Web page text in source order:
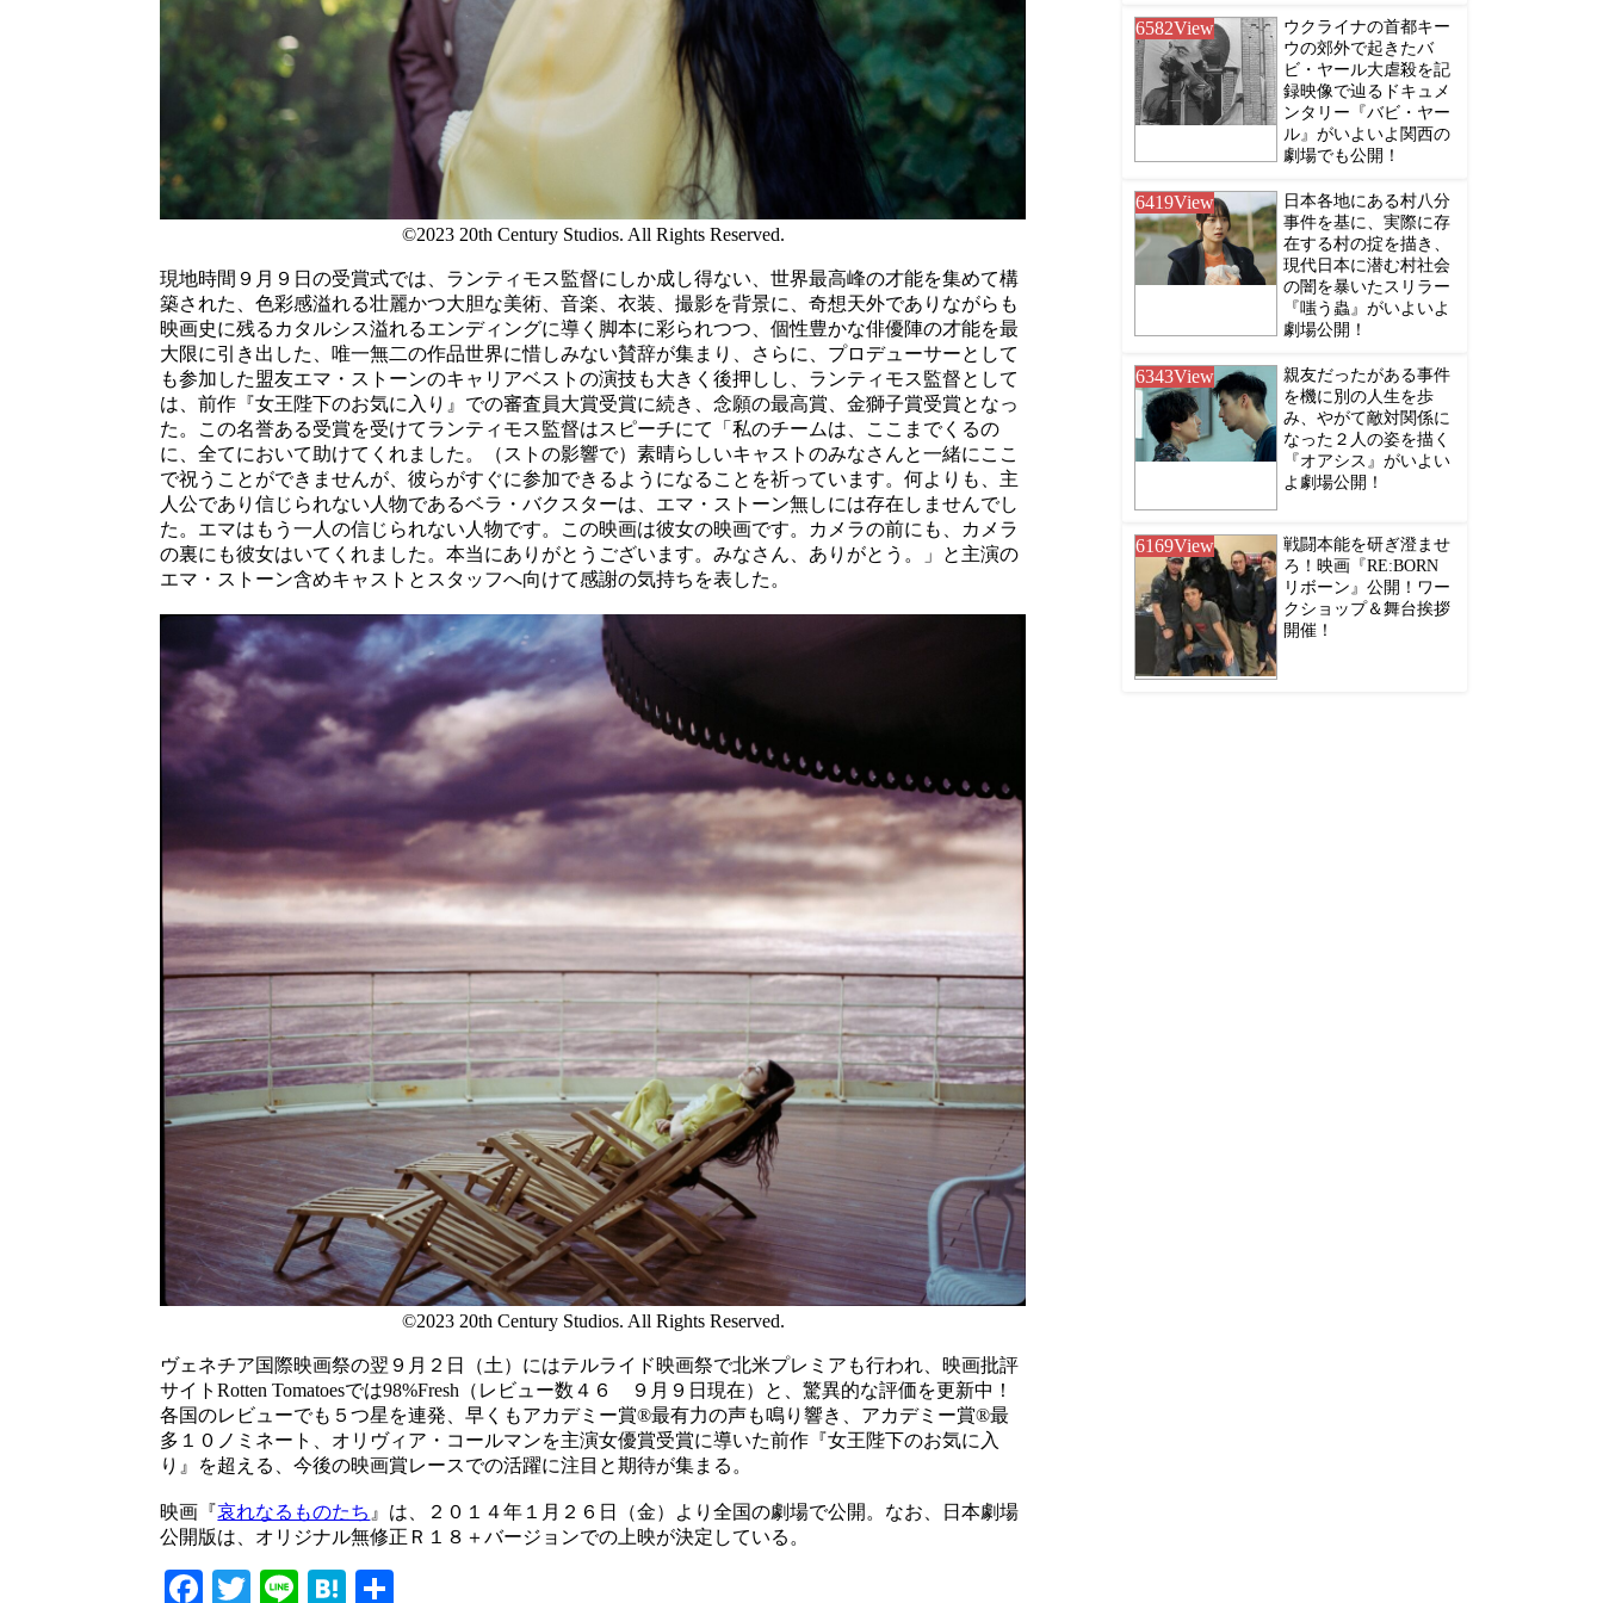
©2023 20th Century Studios. All Rights Reserved.
現地時間９月９日の受賞式では、ランティモス監督にしか成し得ない、世界最高峰の才能を集めて構
築された、色彩感溢れる壮麗かつ大胆な美術、音楽、衣装、撮影を背景に、奇想天外でありながらも
映画史に残るカタルシス溢れるエンディングに導く脚本に彩られつつ、個性豊かな俳優陣の才能を最
大限に引き出した、唯一無二の作品世界に惜しみない賛辞が集まり、さらに、プロデューサーとして
も参加した盟友エマ・ストーンのキャリアベストの演技も大きく後押しし、ランティモス監督として
は、前作『女王陛下のお気に入り』での審査員大賞受賞に続き、念願の最高賞、金獅子賞受賞となっ
た。この名誉ある受賞を受けてランティモス監督はスピーチにて「私のチームは、ここまでくるの
に、全てにおいて助けてくれました。（ストの影響で）素晴らしいキャストのみなさんと一緒にここ
で祝うことができませんが、彼らがすぐに参加できるようになることを祈っています。何よりも、主
人公であり信じられない人物であるベラ・バクスターは、エマ・ストーン無しには存在しませんでし
た。エマはもう一人の信じられない人物です。この映画は彼女の映画です。カメラの前にも、カメラ
の裏にも彼女はいてくれました。本当にありがとうございます。みなさん、ありがとう。」と主演の
エマ・ストーン含めキャストとスタッフへ向けて感謝の気持ちを表した。
©2023 20th Century Studios. All Rights Reserved.
ヴェネチア国際映画祭の翌９月２日（土）にはテルライド映画祭で北米プレミアも行われ、映画批評
サイトRotten Tomatoesでは98%Fresh（レビュー数４６ ９月９日現在）と、驚異的な評価を更新中！
各国のレビューでも５つ星を連発、早くもアカデミー賞®最有力の声も鳴り響き、アカデミー賞®最
多１０ノミネート、オリヴィア・コールマンを主演女優賞受賞に導いた前作『女王陛下のお気に入
り』を超える、今後の映画賞レースでの活躍に注目と期待が集まる。
映画『哀れなるものたち 』は、２０１４年１月２６日（金）より全国の劇場で公開。なお、日本劇場
公開版は、オリジナル無修正Ｒ１８＋バージョンでの上映が決定している。
Facebook
TwitterLineHatena
6582View
ウクライナの首都キー
ウの郊外で起きたバ
ビ・ヤール大虐殺を記
録映像で辿るドキュメ
ンタリー『バビ・ヤー
ル』がいよいよ関西の
劇場でも公開！
6419View
日本各地にある村八分
事件を基に、実際に存
在する村の掟を描き、
現代日本に潜む村社会
の闇を暴いたスリラー
『嗤う蟲』がいよいよ
劇場公開！
6343View
親友だったがある事件
を機に別の人生を歩
み、やがて敵対関係に
なった２人の姿を描く
『オアシス』がいよい
よ劇場公開！
6169View
戦闘本能を研ぎ澄ませ
ろ！映画『RE:BORN
リボーン』公開！ワー
クショップ＆舞台挨拶
開催！